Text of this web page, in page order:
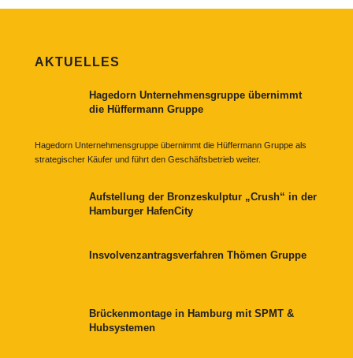
AKTUELLES
Hagedorn Unternehmensgruppe übernimmt
die Hüffermann Gruppe
Hagedorn Unternehmensgruppe übernimmt die Hüffermann Gruppe als
strategischer Käufer und führt den Geschäftsbetrieb weiter.
Aufstellung der Bronzeskulptur „Crush“ in der
Hamburger HafenCity
Insvolvenzantragsverfahren Thömen Gruppe
Brückenmontage in Hamburg mit SPMT &
Hubsystemen